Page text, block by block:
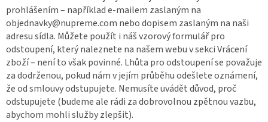
prohlášením – například e-mailem zaslaným na
objednavky@nupreme.com nebo dopisem zaslaným na naši
adresu sídla. Můžete použít i náš vzorový formulář pro
odstoupení, který naleznete na našem webu v sekci Vrácení
zboží – není to však povinné. Lhůta pro odstoupení se považuje
za dodrženou, pokud nám v jejím průběhu odešlete oznámení,
že od smlouvy odstupujete. Nemusíte uvádět důvod, proč
odstupujete (budeme ale rádi za dobrovolnou zpětnou vazbu,
abychom mohli služby zlepšit).